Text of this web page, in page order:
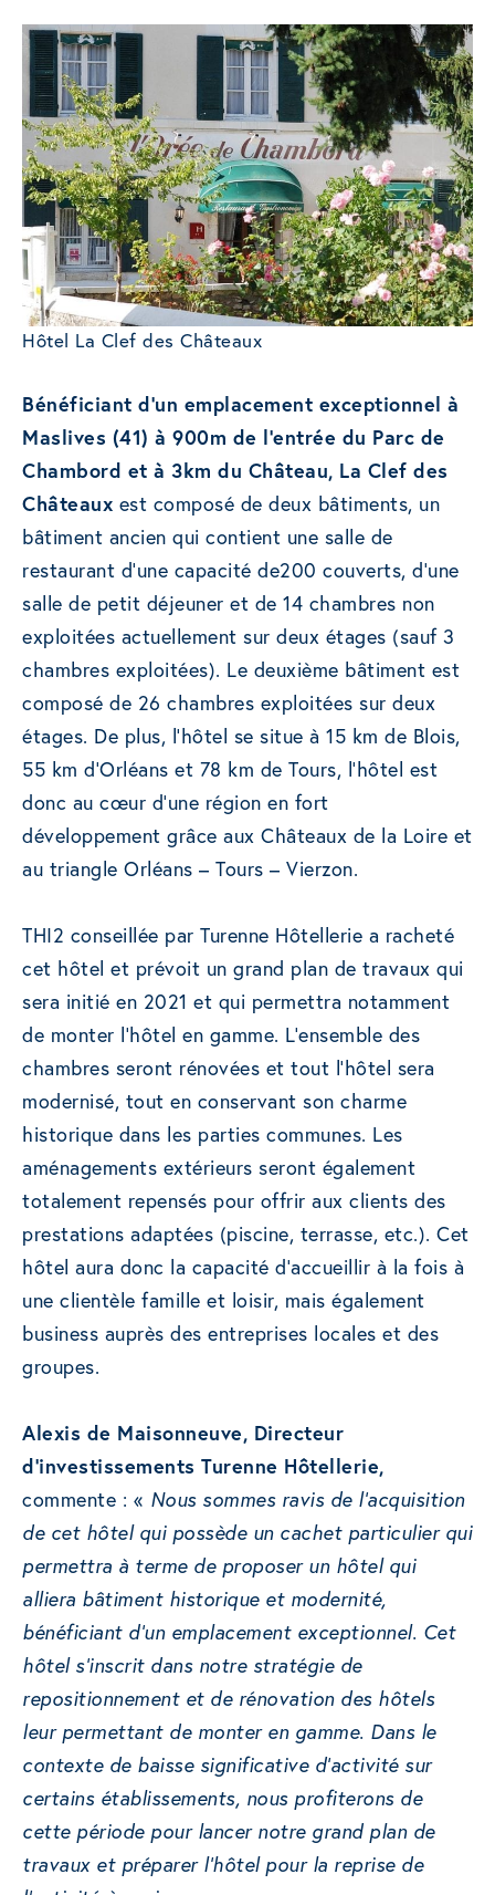
Hôtel La Clef des Châteaux
Bénéficiant d’un emplacement exceptionnel à
Maslives (41) à 900m de l’entrée du Parc de
Chambord et à 3km du Château, La Clef des
Châteaux est composé de deux bâtiments, un
bâtiment ancien qui contient une salle de
restaurant d’une capacité de200 couverts, d’une
salle de petit déjeuner et de 14 chambres non
exploitées actuellement sur deux étages (sauf 3
chambres exploitées). Le deuxième bâtiment est
composé de 26 chambres exploitées sur deux
étages. De plus, l’hôtel se situe à 15 km de Blois,
55 km d’Orléans et 78 km de Tours, l’hôtel est
donc au cœur d’une région en fort
développement grâce aux Châteaux de la Loire et
au triangle Orléans – Tours – Vierzon.
THI2 conseillée par Turenne Hôtellerie a racheté
cet hôtel et prévoit un grand plan de travaux qui
sera initié en 2021 et qui permettra notamment
de monter l’hôtel en gamme. L’ensemble des
chambres seront rénovées et tout l’hôtel sera
modernisé, tout en conservant son charme
historique dans les parties communes. Les
aménagements extérieurs seront également
totalement repensés pour offrir aux clients des
prestations adaptées (piscine, terrasse, etc.). Cet
hôtel aura donc la capacité d’accueillir à la fois à
une clientèle famille et loisir, mais également
business auprès des entreprises locales et des
groupes.
Alexis de Maisonneuve, Directeur
d’investissements Turenne Hôtellerie,
commente : « Nous sommes ravis de l’acquisition
de cet hôtel qui possède un cachet particulier qui
permettra à terme de proposer un hôtel qui
alliera bâtiment historique et modernité,
bénéficiant d’un emplacement exceptionnel. Cet
hôtel s’inscrit dans notre stratégie de
repositionnement et de rénovation des hôtels
leur permettant de monter en gamme. Dans le
contexte de baisse significative d’activité sur
certains établissements, nous profiterons de
cette période pour lancer notre grand plan de
travaux et préparer l’hôtel pour la reprise de